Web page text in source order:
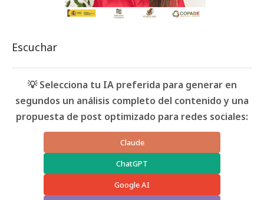
Escuchar
💡 Selecciona tu IA preferida para generar en
segundos un análisis completo del contenido y una
propuesta de post optimizado para redes sociales:
Claude
ChatGPT
Google AI